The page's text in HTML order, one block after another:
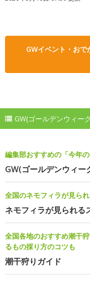
GWイベント・お
GW(ゴールデンウィー
編集部おすすめの「今年
GW(ゴールデンウィー
全国のネモフィラが見ら
ネモフィラが見られる
全国各地のおすすめ潮干
るもの採り方のコツも
潮干狩りガイド